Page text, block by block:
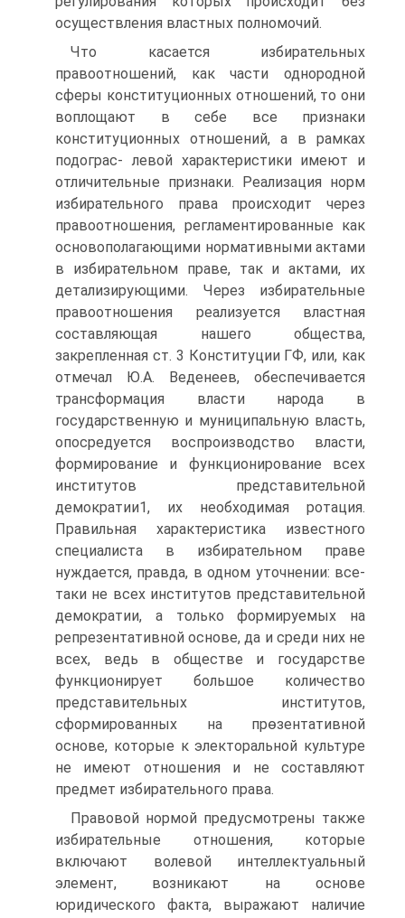
осуществления властных полномочий.
Что касается избирательных
правоотношений, как части однородной
сферы конституционных отношений, то они
воплощают в себе все признаки
конституционных отношений, а в рамках
подограс- левой характеристики имеют и
отличительные признаки. Реализация норм
избирательного права происходит через
правоотношения, регламентированные как
основополагающими нормативными актами
в избирательном праве, так и актами, их
детализирующими. Через избирательные
правоотношения реализуется властная
составляющая нашего общества,
закрепленная ст. 3 Конституции ГФ, или, как
отмечал Ю.А. Веденеев, обеспечивается
трансформация власти народа в
государственную и муниципальную власть,
опосредуется воспроизводство власти,
формирование и функционирование всех
институтов представительной
демократии1, их необходимая ротация.
Правильная характеристика известного
специалиста в избирательном праве
нуждается, правда, в одном уточнении: все-
таки не всех институтов представительной
демократии, а только формируемых на
репрезентативной основе, да и среди них не
всех, ведь в обществе и государстве
функционирует большое количество
представительных институтов,
сформированных на прѳзентативной
основе, которые к электоральной культуре
не имеют отношения и не составляют
предмет избирательного права.
Правовой нормой предусмотрены также
избирательные отношения, которые
включают волевой интеллектуальный
элемент, возникают на основе
юридического факта, выражают наличие